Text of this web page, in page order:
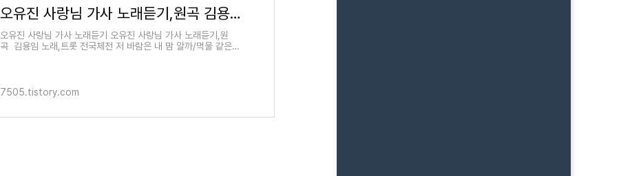
오유진 사랑님 가사 노래듣기,원곡 김용임 노래,트롯 전국체전
오유진 사랑님 가사 노래듣기 오유진 사랑님 가사 노래듣기,원
곡 김용임 노래,트롯 전국체전 저 바람은 내 맘 알까/먹물 같은
7505.tistory.com